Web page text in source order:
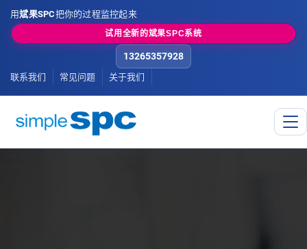
用斌果SPC把你的过程监控起来
试用全新的斌果SPC系统
13265357928
联系我们 常见问题 关于我们